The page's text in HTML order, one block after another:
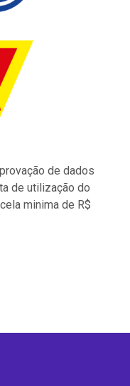
de dados
de utilização do
minima de R$